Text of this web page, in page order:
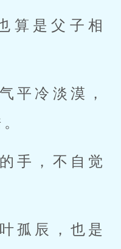
算是父子相
平冷淡漠，
手，不自觉
孤辰，也是